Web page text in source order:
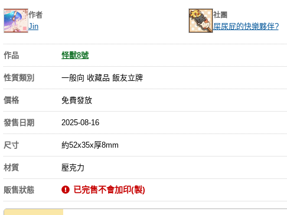
作者
Jin
社團
屎尿屁的快樂夥伴?
作品 怪獸8號
性質類別 一般向 收藏品 飯友立牌
價格 免費發放
發售日期 2025-08-16
尺寸 約52x35x厚8mm
材質 壓克力
販售狀態 已完售不會加印(製)